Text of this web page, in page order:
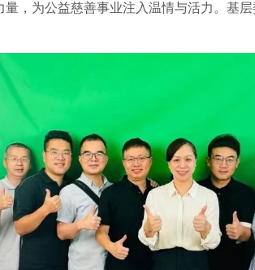
，为公益慈善事业注入温情与活力。基